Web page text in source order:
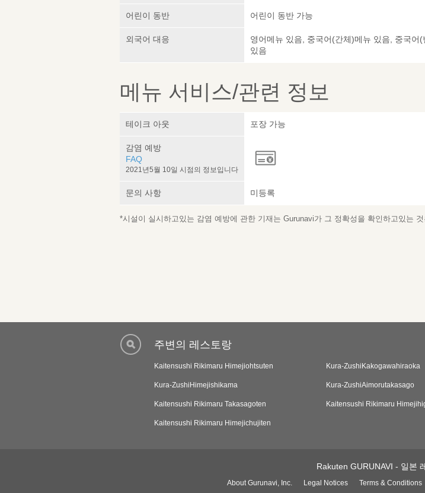
어린이 동반 어린이 동반 가능
외국어 대응
영어메뉴 있음, 중국어(간체)메뉴 있음, 중국어
있음
메뉴 서비스/관련 정보
테이크 아웃 포장 가능
감염 예방
FAQ
2021년5월 10일 시점의 정보입니다
문의 사항 미등록
*시설이 실시하고있는 감염 예방에 관한 기재는 Gurunavi가 그 정확성을 확인하고있는
주변의 레스토랑
Kaitensushi Rikimaru Himejiohtsuten Kura-ZushiKakogawahiraoka
Kura-ZushiHimejishikama Kura-ZushiAimorutakasago
Kaitensushi Rikimaru Takasagoten Kaitensushi Rikimaru
Kaitensushi Rikimaru Himejichujiten
Rakuten GURUNAVI - 일본
About Gurunavi, Inc. Legal Notices Terms & Conditions